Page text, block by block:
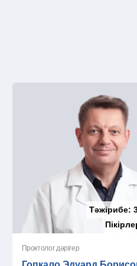
Тәжірибе:
Проктолог дәрігер